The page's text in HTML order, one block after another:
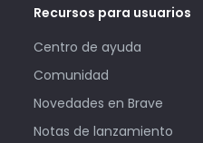
Recursos para usuarios
Centro de ayuda
Comunidad
Novedades en Brave
Notas de lanzamiento